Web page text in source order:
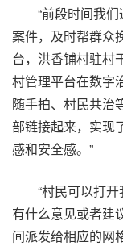
“前段时间我
案件，及时帮群众
台，洪香铺村驻村
村管理平台在数字
随手拍、村民共治
部链接起来，实现
感和安全感。”
“村民可以打
有什么意见或者建
间派发给相应的网